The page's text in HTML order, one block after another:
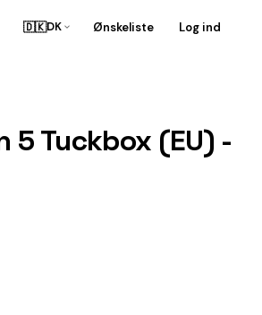
🇩🇰DK Ønskeliste Log ind
5 Tuckbox (EU) -